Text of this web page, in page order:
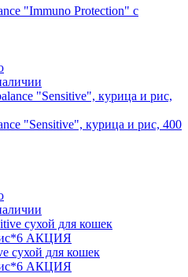
"Immuno Protection" с
"Sensitive", курица и рис, 400
сухой для кошек
АКЦИЯ